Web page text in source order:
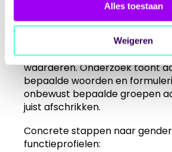
Alles toestaan
Weigeren
verder dan het vermijden van
of “zij”. Het vraagt om een
herziening van hoe we functies
waarderen. Onderzoek toont
bepaalde woorden en
onbewust bepaalde groepen
juist afschrikken.
Concrete stappen naar
functieprofielen: